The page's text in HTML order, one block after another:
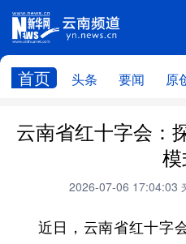
首页 头条 要闻 原
网站
头条 云
政
廉政 云南省领
州市
社
云南省红十字会：
2026-07-06 17:04:03
近日，云南省红十字